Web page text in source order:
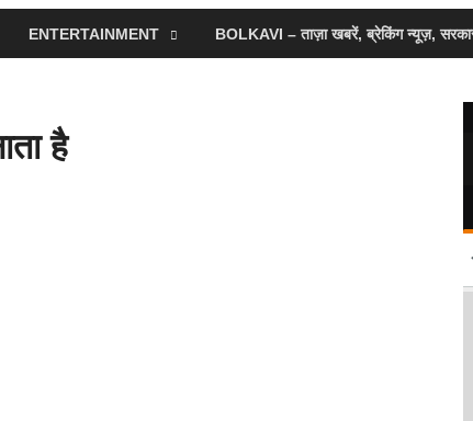
ENTERTAINMENT BOLKAVI – ताज़ा खबरें, ब्रेकिंग न्यूज़,
है